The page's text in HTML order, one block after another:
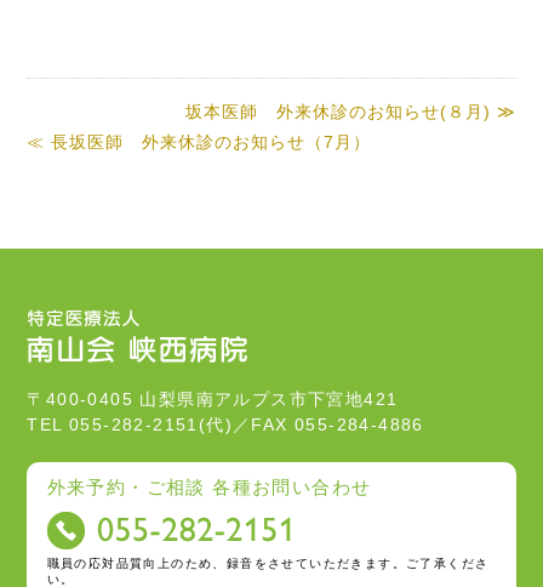
坂本医師 外来休診のお知らせ(８月) ≫
≪ 長坂医師 外来休診のお知らせ（7月）
〒400-0405 山梨県南アルプス市下宮地421
TEL 055-282-2151(代)／FAX 055-284-4886
外来予約・ご相談 各種お問い合わせ
職員の応対品質向上のため、録音をさせていただきます。ご了承くださ
い。